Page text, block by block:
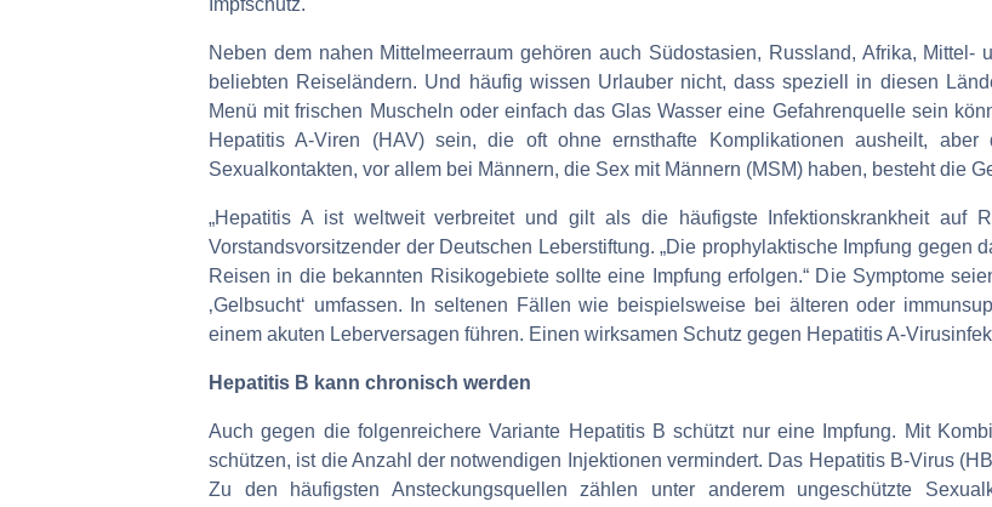
Impfschutz.
Neben dem nahen Mittelmeerraum gehören auch Südostasien, Russland, Afrika,
beliebten Reiseländern. Und häufig wissen Urlauber nicht, dass speziell in diesen
Menü mit frischen Muscheln oder einfach das Glas Wasser eine Gefahrenquelle sein
Hepatitis A-Viren (HAV) sein, die oft ohne ernsthafte Komplikationen ausheilt,
Sexualkontakten, vor allem bei Männern, die Sex mit Männern (MSM) haben, besteht die
„Hepatitis A ist weltweit verbreitet und gilt als die häufigste Infektionskrankheit auf
Vorstandsvorsitzender der Deutschen Leberstiftung. „Die prophylaktische Impfung gegen
Reisen in die bekannten Risikogebiete sollte eine Impfung erfolgen.“ Die Symptome
‚Gelbsucht‘ umfassen. In seltenen Fällen wie beispielsweise bei älteren oder
einem akuten Leberversagen führen. Einen wirksamen Schutz gegen Hepatitis A-
Hepatitis B kann chronisch werden
Auch gegen die folgenreichere Variante Hepatitis B schützt nur eine Impfung. Mit
schützen, ist die Anzahl der notwendigen Injektionen vermindert. Das Hepatitis B-Virus
Zu den häufigsten Ansteckungsquellen zählen unter anderem ungeschützte